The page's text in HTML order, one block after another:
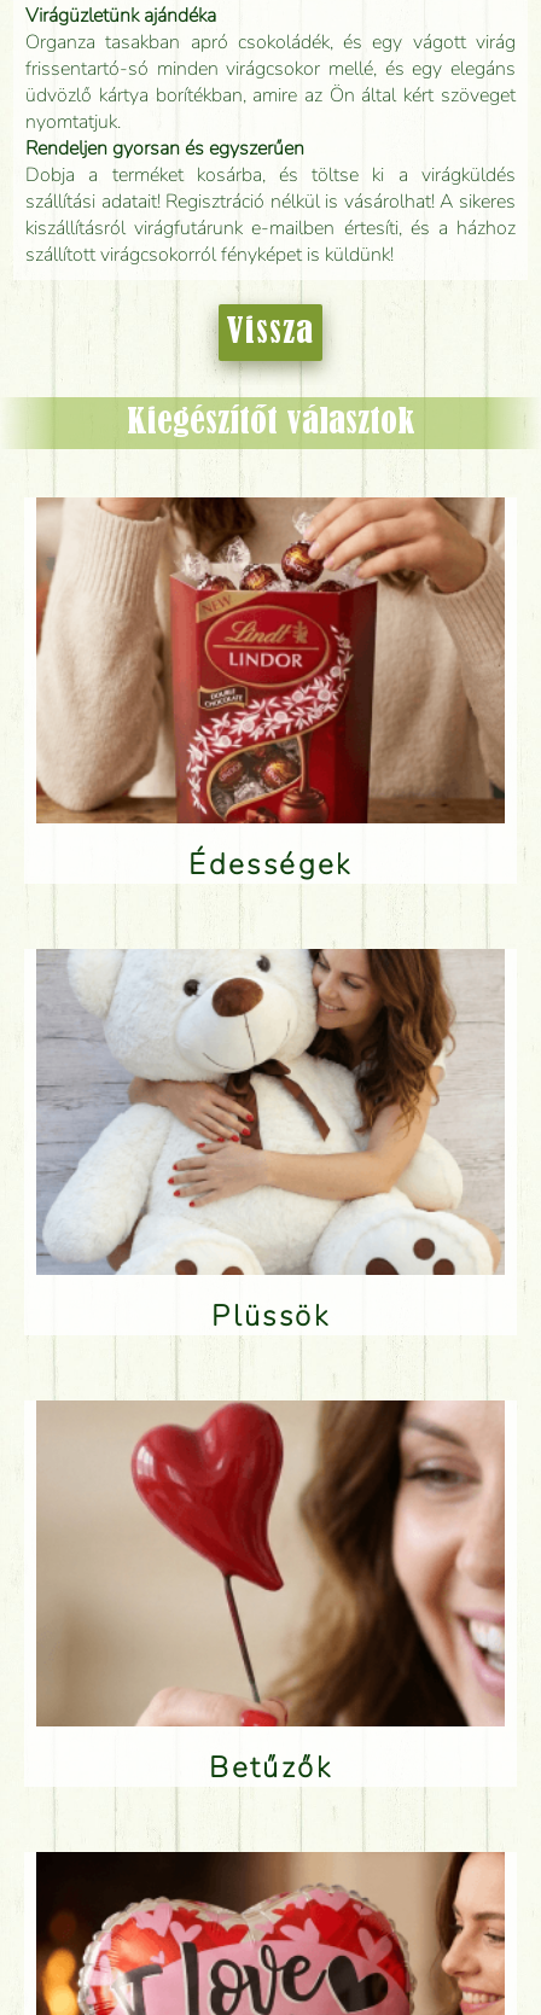
Virágüzletünk ajándéka
Organza tasakban apró csokoládék, és egy vágott virág
frissentartó-só minden virágcsokor mellé, és egy elegáns
üdvözlő kártya borítékban, amire az Ön által kért szöveget
nyomtatjuk.
Rendeljen gyorsan és egyszerűen
Dobja a terméket kosárba, és töltse ki a virágküldés
szállítási adatait! Regisztráció nélkül is vásárolhat! A sikeres
kiszállításról virágfutárunk e-mailben értesíti, és a házhoz
szállított virágcsokorról fényképet is küldünk!
Vissza
Kiegészítőt választok
Édességek
Plüssök
Betűzők